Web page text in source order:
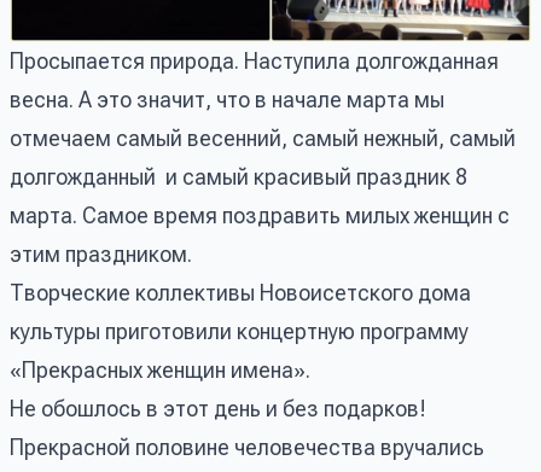
Просыпается природа. Наступила долгожданная
весна. А это значит, что в начале марта мы
отмечаем самый весенний, самый нежный, самый
долгожданный и самый красивый праздник 8
марта. Самое время поздравить милых женщин с
этим праздником.
Творческие коллективы Новоисетского дома
культуры приготовили концертную программу
«Прекрасных женщин имена».
Не обошлось в этот день и без подарков!
Прекрасной половине человечества вручались